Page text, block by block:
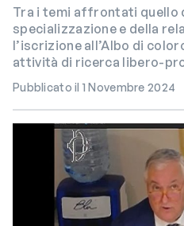
Tra i temi affrontati quello
specializzazione e della
l’iscrizione all’Albo di
attività di ricerca libero-
Pubblicato il 1 Novembre 2024